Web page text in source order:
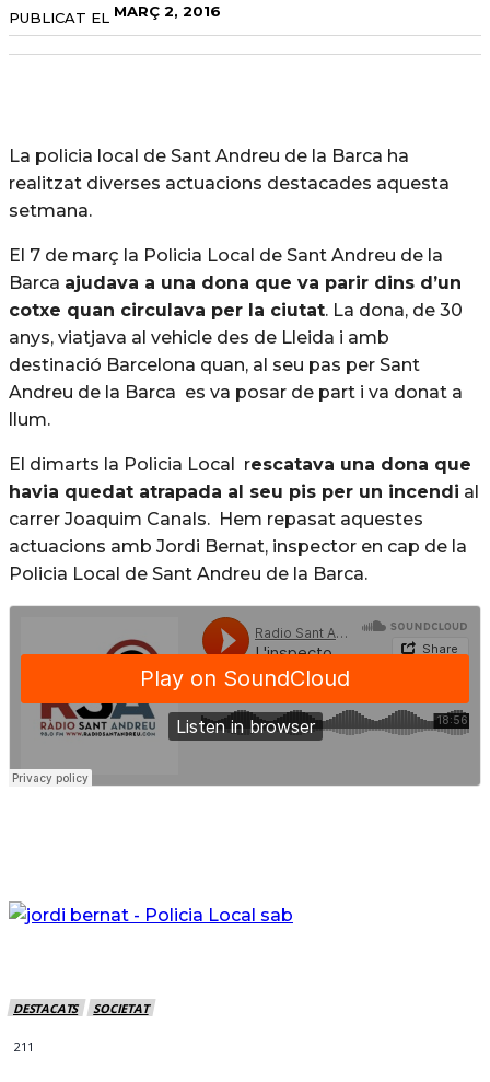
PUBLICAT EL MARÇ 2, 2016
La policia local de Sant Andreu de la Barca ha
realitzat diverses actuacions destacades aquesta
setmana.
El 7 de març la Policia Local de Sant Andreu de la
Barca ajudava a una dona que va parir dins d’un
cotxe quan circulava per la ciutat. La dona, de 30
anys, viatjava al vehicle des de Lleida i amb
destinació Barcelona quan, al seu pas per Sant
Andreu de la Barca es va posar de part i va donat a
llum.
El dimarts la Policia Local rescatava una dona que
havia quedat atrapada al seu pis per un incendi al
carrer Joaquim Canals. Hem repasat aquestes
actuacions amb Jordi Bernat, inspector en cap de la
Policia Local de Sant Andreu de la Barca.
DESTACATS SOCIETAT
211